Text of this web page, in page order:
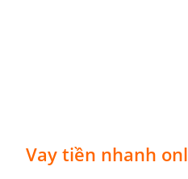
Vay tiền nhanh